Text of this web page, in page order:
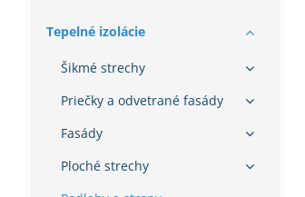
Tepelné izolácie
Šikmé strechy
Priečky a odvetrané fasády
Fasády
Ploché strechy